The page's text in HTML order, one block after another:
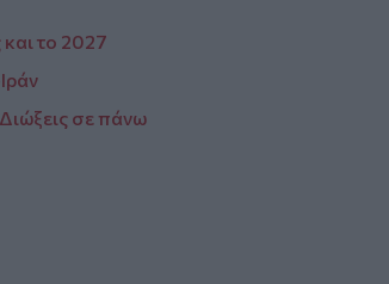
το 2027
σε πάνω